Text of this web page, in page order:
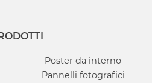
Poster da interno
Pannelli fotografici